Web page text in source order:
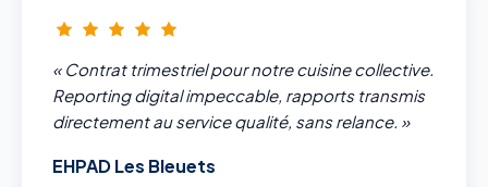
« Contrat trimestriel pour notre cuisine collective.
Reporting digital impeccable, rapports transmis
directement au service qualité, sans relance. »
EHPAD Les Bleuets